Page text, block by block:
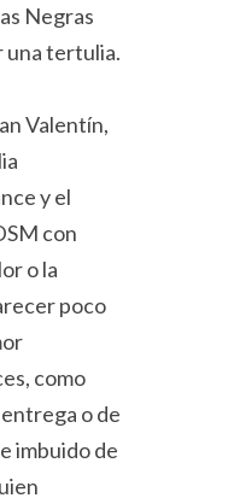
Negras
una tertulia.
Valentín,
y el
con
o la
poco
como
o de
imbuido de